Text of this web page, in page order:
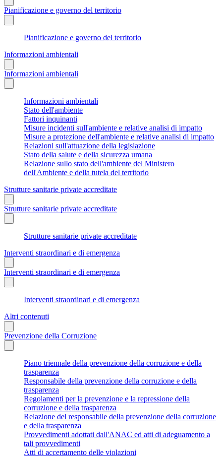
Pianificazione e governo del territorio
Pianificazione e governo del territorio
Informazioni ambientali
Informazioni ambientali
Informazioni ambientali
Stato dell'ambiente
Fattori inquinanti
Misure incidenti sull'ambiente e relative analisi di impatto
Misure a protezione dell'ambiente e relative analisi di impatto
Relazioni sull'attuazione della legislazione
Stato della salute e della sicurezza umana
Relazione sullo stato dell'ambiente del Ministero
dell'Ambiente e della tutela del territorio
Strutture sanitarie private accreditate
Strutture sanitarie private accreditate
Strutture sanitarie private accreditate
Interventi straordinari e di emergenza
Interventi straordinari e di emergenza
Interventi straordinari e di emergenza
Altri contenuti
Prevenzione della Corruzione
Piano triennale della prevenzione della corruzione e della
trasparenza
Responsabile della prevenzione della corruzione e della
trasparenza
Regolamenti per la prevenzione e la repressione della
corruzione e della trasparenza
Relazione del responsabile della prevenzione della corruzione
e della trasparenza
Provvedimenti adottati dall'ANAC ed atti di adeguamento a
tali provvedimenti
Atti di accertamento delle violazioni